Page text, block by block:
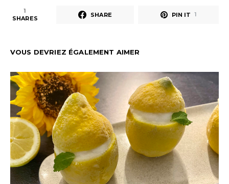
1
SHARES SHARE PIN IT 1
VOUS DEVRIEZ ÉGALEMENT AIMER